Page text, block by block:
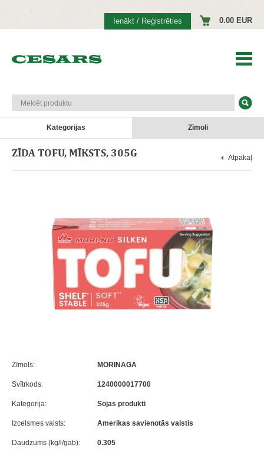
Ienākt / Reģistrēties 0.00 EUR
Kategorijas Zīmoli
Atpakaļ
ZĪDA TOFU, MĪKSTS, 305G
Zīmols: MORINAGA
Svītrkods: 1240000017700
Kategorija: Sojas produkti
Izcelsmes valsts: Amerikas savienotās valstis
Daudzums (kg/l/gab): 0.305